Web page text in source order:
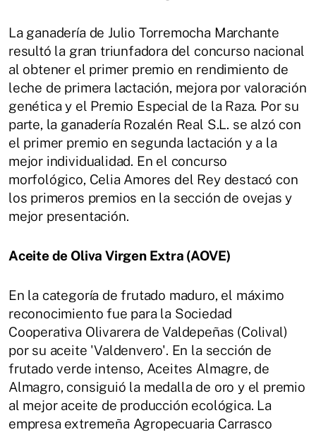
La ganadería de Julio Torremocha Marchante
resultó la gran triunfadora del concurso nacional
al obtener el primer premio en rendimiento de
leche de primera lactación, mejora por valoración
genética y el Premio Especial de la Raza. Por su
parte, la ganadería Rozalén Real S.L. se alzó con
el primer premio en segunda lactación y a la
mejor individualidad. En el concurso
morfológico, Celia Amores del Rey destacó con
los primeros premios en la sección de ovejas y
mejor presentación.
Aceite de Oliva Virgen Extra (AOVE)
En la categoría de frutado maduro, el máximo
reconocimiento fue para la Sociedad
Cooperativa Olivarera de Valdepeñas (Colival)
por su aceite 'Valdenvero'. En la sección de
frutado verde intenso, Aceites Almagre, de
Almagro, consiguió la medalla de oro y el premio
al mejor aceite de producción ecológica. La
empresa extremeña Agropecuaria Carrasco